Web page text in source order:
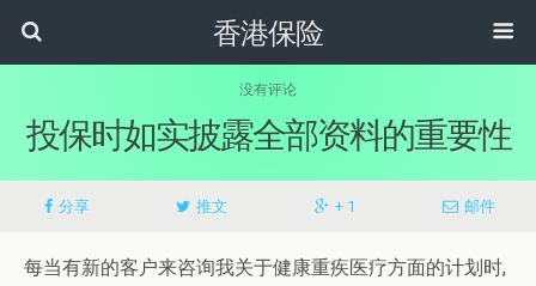
香港保险
没有评论
投保时如实披露全部资料的重要性
分享 推文 + 1 邮件
每当有新的客户来咨询我关于健康重疾医疗方面的计划时,